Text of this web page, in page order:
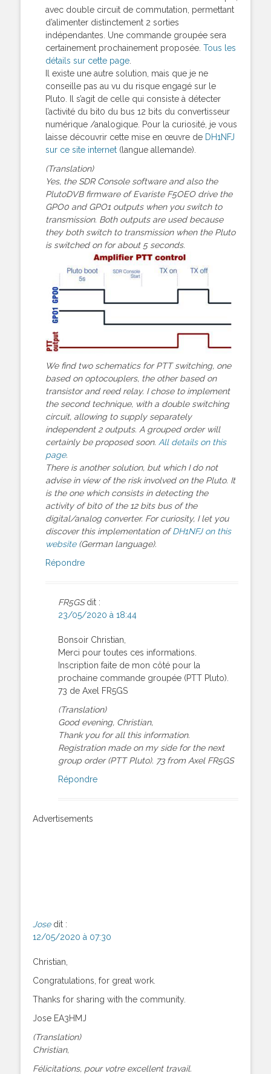
avec double circuit de commutation, permettant
d’alimenter distinctement 2 sorties
indépendantes. Une commande groupée sera
certainement prochainement proposée. Tous les
détails sur cette page
Il existe une autre solution, mais que je ne
conseille pas au vu du risque engagé sur le
Pluto. Il s’agit de celle qui consiste à détecter
l’activité du bit0 du bus 12 bits du convertisseur
numérique /analogique. Pour la curiosité, je vous
laisse découvrir cette mise en œuvre de DH1NFJ
sur ce site internet (langue allemande).
(Translation)
Yes, the SDR Console software and also the
PlutoDVB firmware of Evariste F5OEO drive the
GPO0 and GPO1 outputs when you switch to
transmission. Both outputs are used because
they both switch to transmission when the Pluto
is switched on for about 5 seconds.
We find two schematics for PTT switching, one
based on optocouplers, the other based on
transistor and reed relay. I chose to implement
the second technique, with a double switching
circuit, allowing to supply separately
independent 2 outputs. A grouped order will
certainly be proposed soon. All details on this
page.
There is another solution, but which I do not
advise in view of the risk involved on the Pluto. It
is the one which consists in detecting the
activity of bit0 of the 12 bits bus of the
digital/analog converter. For curiosity, I let you
discover this implementation ofDH1NFJ on this
website(German language).
Répondre
FR5GS dit :
23/05/2020 à 18:44
Bonsoir Christian,
Merci pour toutes ces informations.
Inscription faite de mon côté pour la
prochaine commande groupée (PTT Pluto).
73 de Axel FR5GS
(Translation)
Good evening, Christian,
Thank you for all this information.
Registration made on my side for the next
group order (PTT Pluto). 73 from Axel FR5GS
Répondre
Advertisements
Jose dit :
12/05/2020 à 07:30
Christian,
Congratulations, for great work.
Thanks for sharing with the community.
Jose EA3HMJ
(Translation)
Christian,
Félicitations, pour votre excellent travail.